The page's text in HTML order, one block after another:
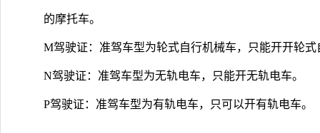
的摩托车。
M驾驶证：准驾车型为轮式自行机械车，只能开开轮式
N驾驶证：准驾车型为无轨电车，只能开无轨电车。
P驾驶证：准驾车型为有轨电车，只可以开有轨电车。